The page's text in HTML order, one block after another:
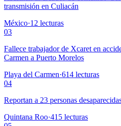
transmisión en Culiacán
México·12 lecturas
03
Fallece trabajador de Xcaret en
Carmen a Puerto Morelos
Playa del Carmen·614 lecturas
04
Reportan a 23 personas
Quintana Roo·415 lecturas